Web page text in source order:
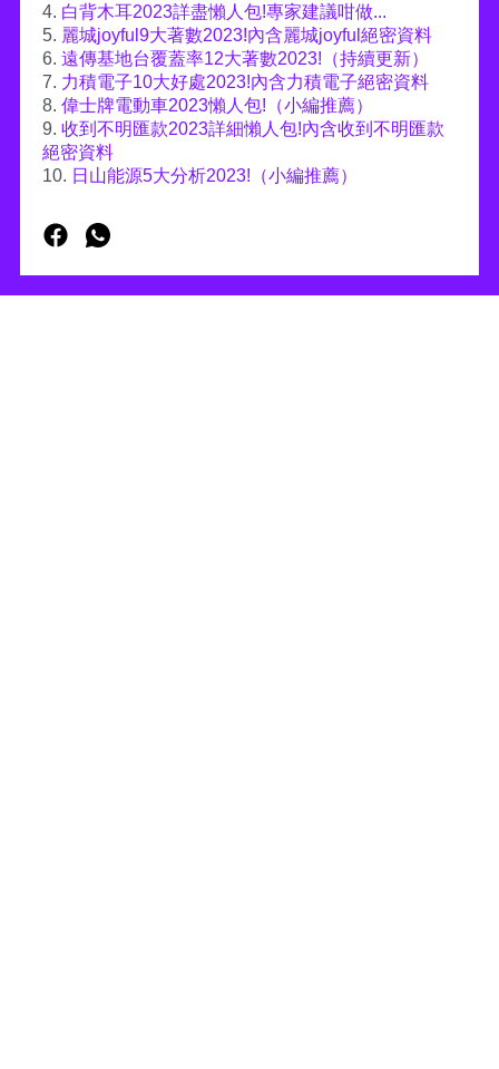
4. 白背木耳2023詳盡懶人包!專家建議咁做...
5. 麗城joyful9大著數2023!內含麗城joyful絕密資料
6. 遠傳基地台覆蓋率12大著數2023!（持續更新）
7. 力積電子10大好處2023!內含力積電子絕密資料
8. 偉士牌電動車2023懶人包!（小編推薦）
9. 收到不明匯款2023詳細懶人包!內含收到不明匯款
絕密資料
10. 日山能源5大分析2023!（小編推薦）